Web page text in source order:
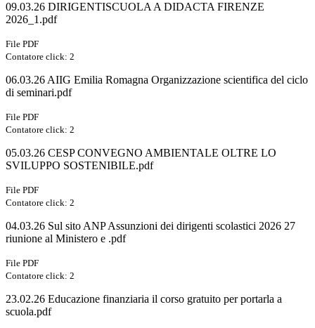
09.03.26 DIRIGENTISCUOLA A DIDACTA FIRENZE
2026_1.pdf
File PDF
Contatore click: 2
06.03.26 AIIG Emilia Romagna Organizzazione scientifica del ciclo
di seminari.pdf
File PDF
Contatore click: 2
05.03.26 CESP CONVEGNO AMBIENTALE OLTRE LO
SVILUPPO SOSTENIBILE.pdf
File PDF
Contatore click: 2
04.03.26 Sul sito ANP Assunzioni dei dirigenti scolastici 2026 27
riunione al Ministero e .pdf
File PDF
Contatore click: 2
23.02.26 Educazione finanziaria il corso gratuito per portarla a
scuola.pdf